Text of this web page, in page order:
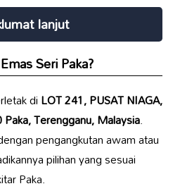
lanjut
Seri Paka?
diLOT 241, PUSAT NIAGA,
Terengganu, Malaysia.
pengangkutan awam atau
pilihan yang sesuai
Paka.